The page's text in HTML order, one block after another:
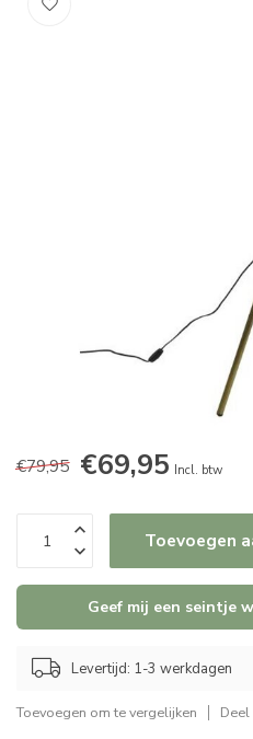
€79,95 €69,95 Incl. btw
Toevoegen
Geef mij een seintje
Levertijd: 1-3 werkdagen
Toevoegen om te vergelijken